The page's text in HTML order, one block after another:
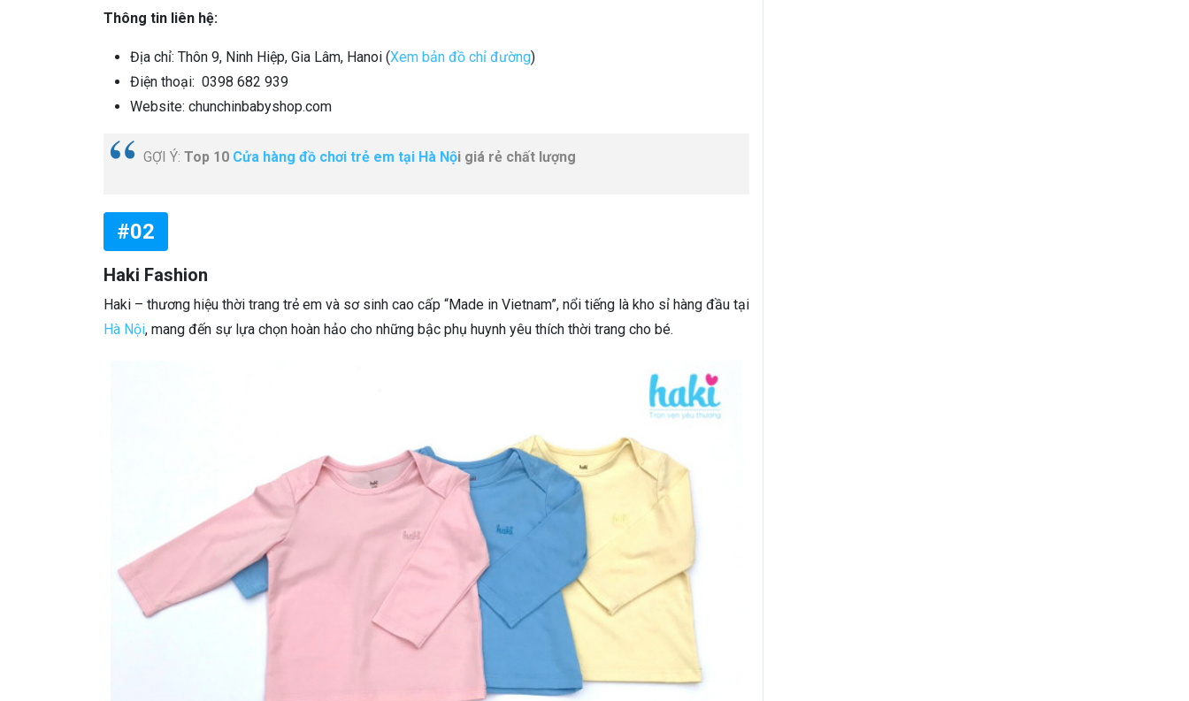
Thông tin liên hệ:
Địa chỉ: Thôn 9, Ninh Hiệp, Gia Lâm, Hanoi (Xem bản đồ chỉ đường)
Điện thoại: 0398 682 939
Website: chunchinbabyshop.com
GỢI Ý: Top 10 Cửa hàng đồ chơi trẻ em tại Hà Nội giá rẻ chất lượng
#02
Haki Fashion
Haki – thương hiệu thời trang trẻ em và sơ sinh cao cấp “Made in Vietnam”, nổi tiếng là kho sỉ hàng đầu tại
Hà Nội, mang đến sự lựa chọn hoàn hảo cho những bậc phụ huynh yêu thích thời trang cho bé.